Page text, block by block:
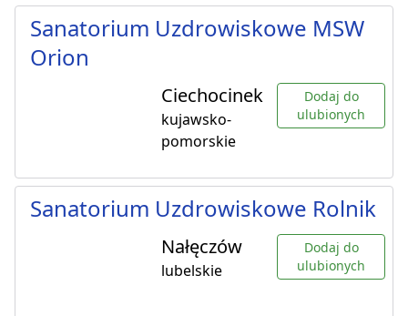
Sanatorium Uzdrowiskowe MSW
Orion
Ciechocinek
kujawsko-
pomorskie
Dodaj do
ulubionych
Sanatorium Uzdrowiskowe Rolnik
Nałęczów
lubelskie
Dodaj do
ulubionych